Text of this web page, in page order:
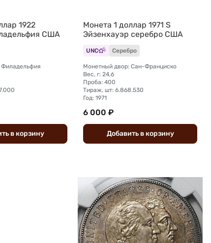
1922
США
вкорзину
Монета 1 доллар 1971 S
Эйзенхауэр серебро США
UNC Серебро
Монетный двор: Сан-Франциско
Вес, г: 24,6
Проба: 400
Тираж, шт: 6.868.530
Год: 1971
6 000 ₽
Добавить вкорзину